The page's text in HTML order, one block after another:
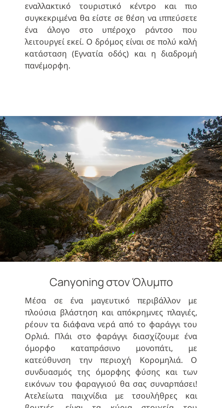
εναλλακτικό τουριστικό κέντρο και πιο
συγκεκριμένα θα είστε σε θέση να ιππεύσετε
ένα άλογο στο υπέροχο ράντσο που
λειτουργεί εκεί. Ο δρόμος είναι σε πολύ καλή
κατάσταση (Εγνατία οδός) και η διαδρομή
πανέμορφη.
Canyoning στον Όλυμπο
Μέσα σε ένα μαγευτικό περιβάλλον με
πλούσια βλάστηση και απόκρημνες πλαγιές,
ρέουν τα διάφανα νερά από το φαράγγι του
Ορλιά. Πλάι στο φαράγγι διασχίζουμε ένα
όμορφο καταπράσινο μονοπάτι, με
κατεύθυνση την περιοχή Κορομηλιά. Ο
συνδυασμός της όμορφης φύσης και των
εικόνων του φαραγγιού θα σας συναρπάσει!
Ατελείωτα παιχνίδια με τσουλήθρες και